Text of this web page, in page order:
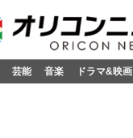
芸能 音楽 ドラマ&映画